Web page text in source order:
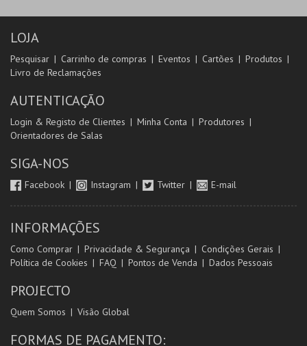
LOJA
Pesquisar Carrinho de compras Eventos Cartões
Produtos
Livro de Reclamações
AUTENTICAÇÃO
Login & Registo de Clientes Minha Conta
Produtores
Orientadores de Salas
SIGA-NOS
Facebook Instagram Twitter E-mail
INFORMAÇÕES
Como Comprar Privacidade & Segurança
Condições Gerais
Política de Cookies
FAQ Pontos de Venda Dados Pessoais
PROJECTO
Quem Somos Visão Global
FORMAS DE PAGAMENTO: